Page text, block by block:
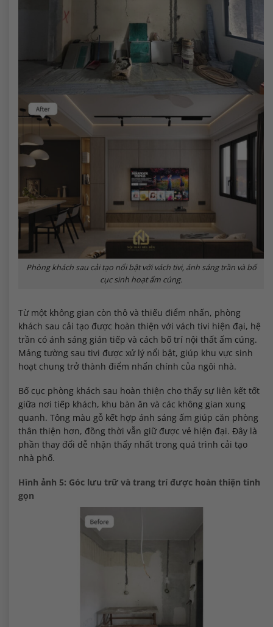
Phòng khách sau cải tạo nổi bật với vách tivi, ánh sáng trần và bố
cục sinh hoạt ấm cúng.
Từ một không gian còn thô và thiếu điểm nhấn, phòng
khách sau cải tạo được hoàn thiện với vách tivi hiện đại, hệ
trần có ánh sáng gián tiếp và cách bố trí nội thất ấm cúng.
Mảng tường sau tivi được xử lý nổi bật, giúp khu vực sinh
hoạt chung trở thành điểm nhấn chính của ngôi nhà.
Bố cục phòng khách sau hoàn thiện cho thấy sự liên kết tốt
giữa nơi tiếp khách, khu bàn ăn và các không gian xung
quanh. Tông màu gỗ kết hợp ánh sáng ấm giúp căn phòng
thân thiện hơn, đồng thời vẫn giữ được vẻ hiện đại. Đây là
phần thay đổi dễ nhận thấy nhất trong quá trình cải tạo
nhà phố.
Hình ảnh 5: Góc lưu trữ và trang trí được hoàn thiện tinh
gọn